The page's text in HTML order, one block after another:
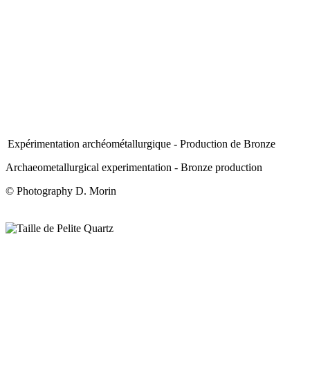
Expérimentation archéométallurgique - Production de Bronze
Archaeometallurgical experimentation - Bronze production
© Photography D. Morin